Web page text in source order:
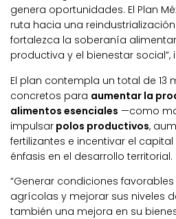
genera oportunidades. El Plan
ruta hacia una
fortalezca la soberanía
productiva y el bienestar social”,
El plan contempla un total de 13
concretos para aumentar la
alimentos esenciales —como
impulsar polos productivos,
fertilizantes e incentivar el
énfasis en el desarrollo territorial.
“Generar condiciones
agrícolas y mejorar sus niveles
también una mejora en su